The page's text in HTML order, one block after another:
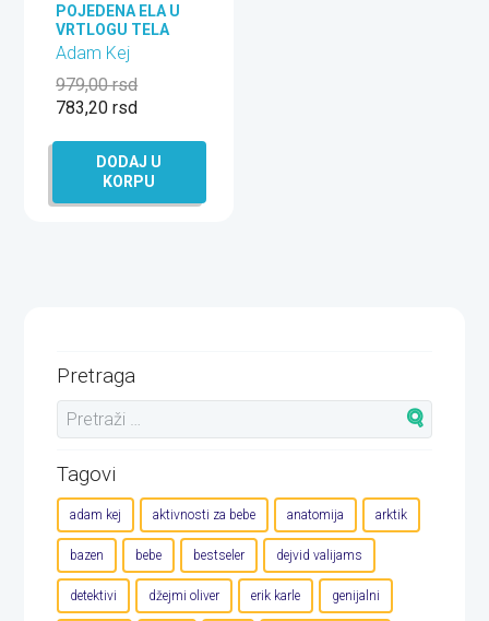
POJEDENA ELA U
VRTLOGU TELA
Adam Kej
979,00rsd
783,20rsd
DODAJ U
KORPU
Pretraga
Tagovi
adam kej aktivnosti za bebe anatomija arktik
bazen bebe bestseler dejvid valijams
detektivi džejmi oliver erik karle genijalni